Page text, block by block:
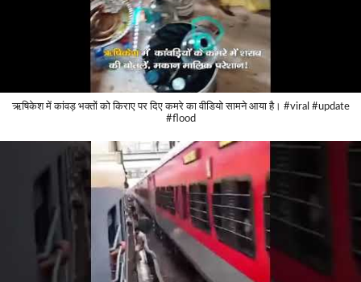
ऋषिकेश में कांवड़ भक्तों को किराए पर दिए कमरे का वीडियो सामने आया है। #viral #update
#flood